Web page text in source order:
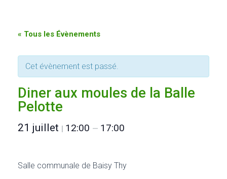
« Tous les Évènements
Cet évènement est passé.
Diner aux moules de la Balle
Pelotte
21 juillet | 12:00 — 17:00
Salle communale de Baisy Thy